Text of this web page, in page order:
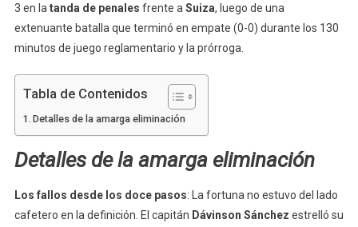
3 en la tanda de penales frente a Suiza, luego de una
extenuante batalla que terminó en empate (0-0) durante los 130
minutos de juego reglamentario y la prórroga.
Tabla de Contenidos
Detalles de la amarga eliminación
Detalles de la amarga eliminación
Los fallos desde los doce pasos: La fortuna no estuvo del lado
cafetero en la definición. El capitán Dávinson Sánchez estrelló su